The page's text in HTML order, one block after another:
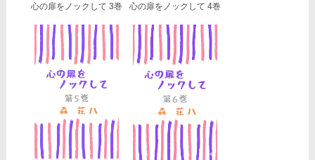
心の扉をノックして 3巻 心の扉をノックして 4巻